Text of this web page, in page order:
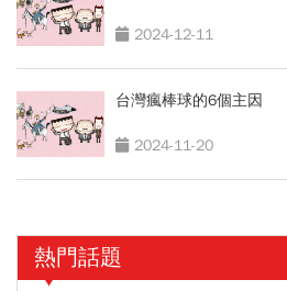
2024-12-11
台灣瘋棒球的6個主因
2024-11-20
熱門話題